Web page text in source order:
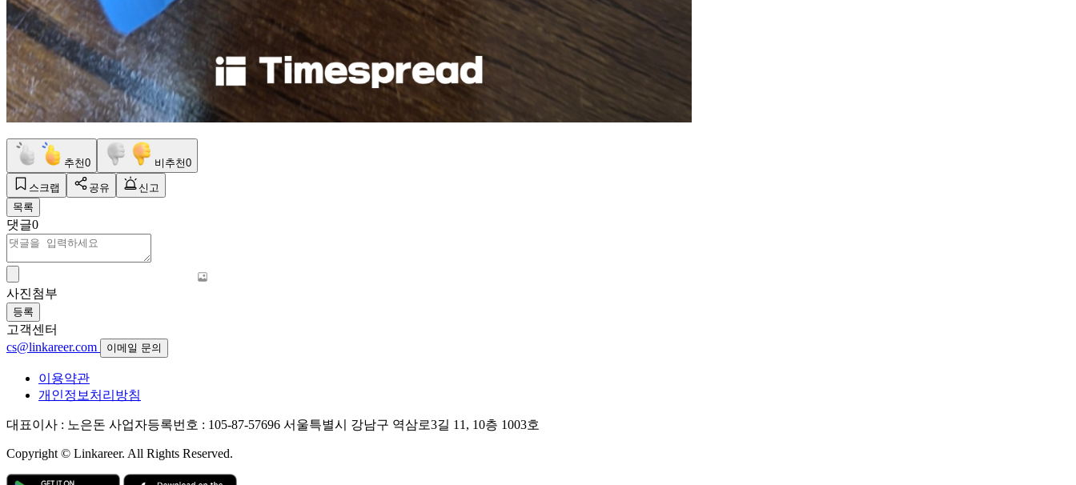
추천0 비추천0
스크랩 공유
신고
목록
댓글0
사진첨부
등록
고객센터
cs@linkareer.com
이메일 문의
이용약관
개인정보처리방침
대표이사 : 노은돈 사업자등록번호 : 105-87-57696 서울특별시 강남구 역삼로3길 11, 10층 1003호
Copyright © Linkareer. All Rights Reserved.